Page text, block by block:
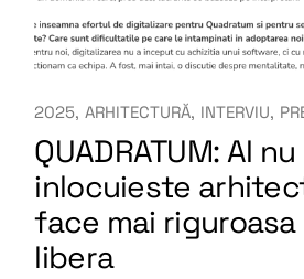
2025 ARHITECTURĂ INTERVIU
QUADRATUM: AI nu
inlocuieste
face mai riguroasa
libera